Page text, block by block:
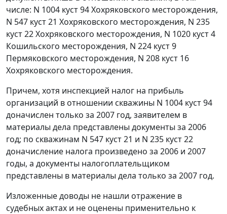
числе: N 1004 куст 94 Хохряковского месторождения,
N 547 куст 21 Хохряковского месторождения, N 235
куст 22 Хохряковского месторождения, N 1020 куст 4
Кошильского месторождения, N 224 куст 9
Пермяковского месторождения, N 208 куст 16
Хохряковского месторождения.
Причем, хотя инспекцией налог на прибыль
организаций в отношении скважины N 1004 куст 94
доначислен только за 2007 год, заявителем в
материалы дела представлены документы за 2006
год; по скважинам N 547 куст 21 и N 235 куст 22
доначисление налога произведено за 2006 и 2007
годы, а документы налогоплательщиком
представлены в материалы дела только за 2007 год.
Изложенные доводы не нашли отражение в
судебных актах и не оценены применительно к